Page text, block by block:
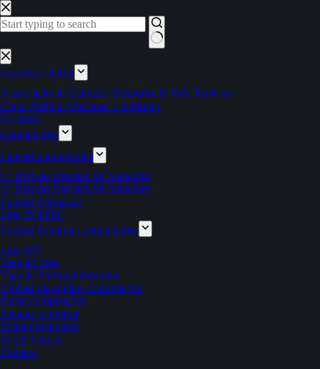
Pular
para
o
Sem
resultados
Cadernos Derby
Associação de Cultura e Desporto de Vale Travesso
Clube Atlético Ouriense – feminino
Ciclismo
Competições
Futebol competições
1.ª Divisão Distrital AF Santarém
2.ª Divisão Distrital AF Santarém
Futebol Formação
Liga INATEL
Futebol Feminino competições
Liga BPI
Taça da Liga
Taça de Portugal feminina
Futebol masculino competições
Futsal competições
Estatuto Editorial
Event Organizers
Event Venues
Eventos